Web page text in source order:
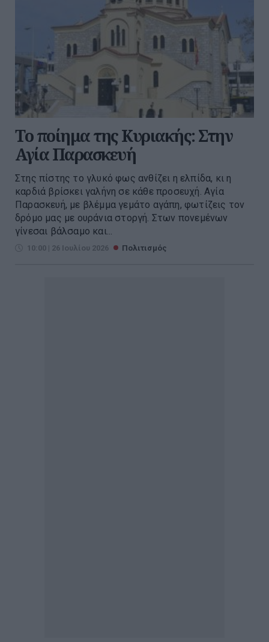
Το ποίημα της Κυριακής: Στην
Αγία Παρασκευή
Στης πίστης το γλυκό φως ανθίζει η ελπίδα, κι η
καρδιά βρίσκει γαλήνη σε κάθε προσευχή. Αγία
Παρασκευή, με βλέμμα γεμάτο αγάπη, φωτίζεις τον
δρόμο μας με ουράνια στοργή. Στων πονεμένων
γίνεσαι βάλσαμο και...
10:00 | 26 Ιουλίου 2026 Πολιτισμός